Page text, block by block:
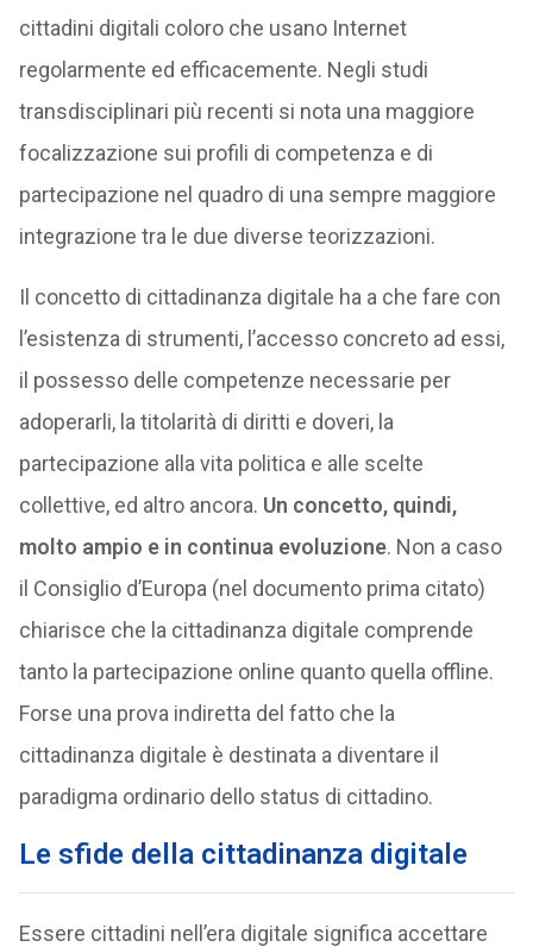
cittadini digitali coloro che usano Internet
regolarmente ed efficacemente. Negli studi
transdisciplinari più recenti si nota una maggiore
focalizzazione sui profili di competenza e di
partecipazione nel quadro di una sempre maggiore
integrazione tra le due diverse teorizzazioni.
Il concetto di cittadinanza digitale ha a che fare con
l’esistenza di strumenti, l’accesso concreto ad essi,
il possesso delle competenze necessarie per
adoperarli, la titolarità di diritti e doveri, la
partecipazione alla vita politica e alle scelte
collettive, ed altro ancora. Un concetto, quindi,
molto ampio e in continua evoluzione. Non a caso
il Consiglio d’Europa (nel documento prima citato)
chiarisce che la cittadinanza digitale comprende
tanto la partecipazione online quanto quella offline.
Forse una prova indiretta del fatto che la
cittadinanza digitale è destinata a diventare il
paradigma ordinario dello status di cittadino.
Le sfide della cittadinanza digitale
Essere cittadini nell’era digitale significa accettare